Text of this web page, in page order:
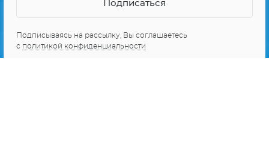
Подписываясь на рассылку, Вы соглашаетесь
с политикой конфиденциальности